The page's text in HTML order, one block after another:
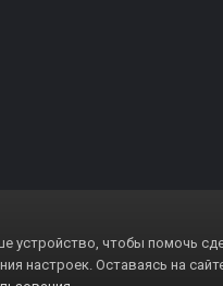
устройство, чтобы помочь
настроек. Оставаясь на